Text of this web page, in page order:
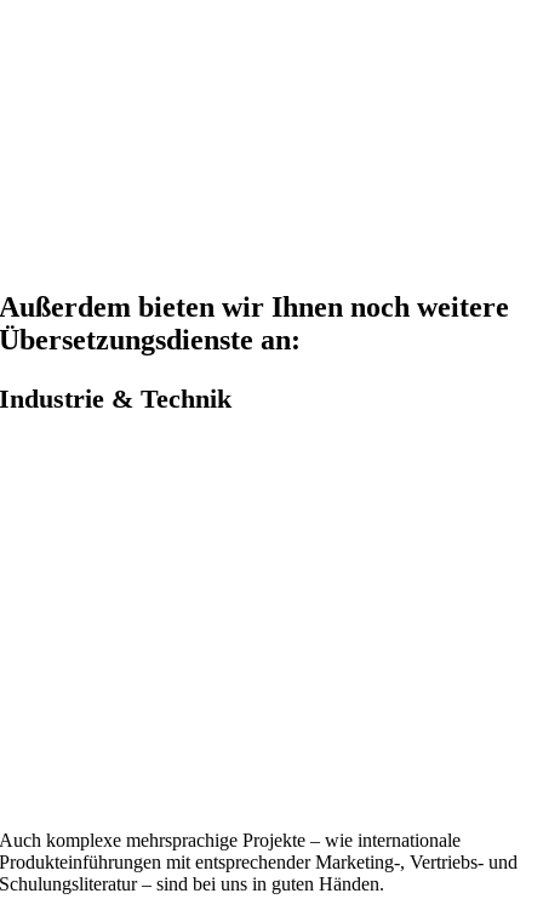
Außerdem bieten wir Ihnen noch weitere
Übersetzungsdienste an:
Industrie & Technik
Auch komplexe mehrsprachige Projekte – wie internationale
Produkteinführungen mit entsprechender Marketing-, Vertriebs- und
Schulungsliteratur – sind bei uns in guten Händen.